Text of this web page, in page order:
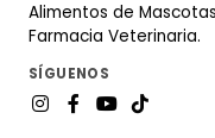
Alimentos de
Farmacia Veterinaria.
SÍGUENOS